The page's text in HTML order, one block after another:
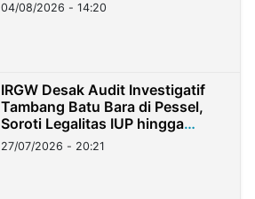
04/08/2026 - 14:20
IRGW Desak Audit Investigatif
Tambang Batu Bara di Pessel,
Soroti Legalitas IUP hingga
Stockpile
27/07/2026 - 20:21